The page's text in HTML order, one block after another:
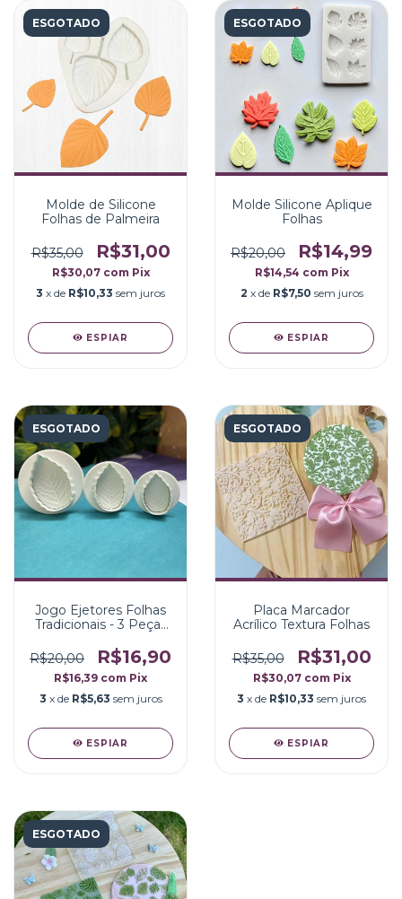
ESGOTADO
Molde de Silicone
Folhas de Palmeira
R$35,00 R$31,00
R$30,07 com Pix
3 x de R$10,33 sem juros
ESPIAR
ESGOTADO
Molde Silicone Aplique
Folhas
R$20,00 R$14,99
R$14,54 com Pix
2 x de R$7,50 sem juros
ESPIAR
ESGOTADO
Jogo Ejetores Folhas
Tradicionais - 3 Peças
R$20,00
R$16,90
R$16,39 com Pix
3 x de R$5,63 sem juros
ESPIAR
ESGOTADO
Placa Marcador
Acrílico Textura Folhas
R$35,00 R$31,00
R$30,07 com Pix
3 x de R$10,33 sem juros
ESPIAR
ESGOTADO